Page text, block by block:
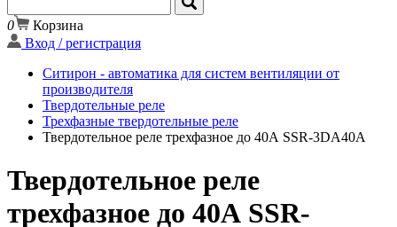
0
Корзина
Вход / регистрация
Ситирон - автоматика для систем вентиляции от
производителя
Твердотельные реле
Трехфазные твердотельные реле
Твердотельное реле трехфазное до 40А SSR-3DA40A
Твердотельное реле
трехфазное до 40А SSR-